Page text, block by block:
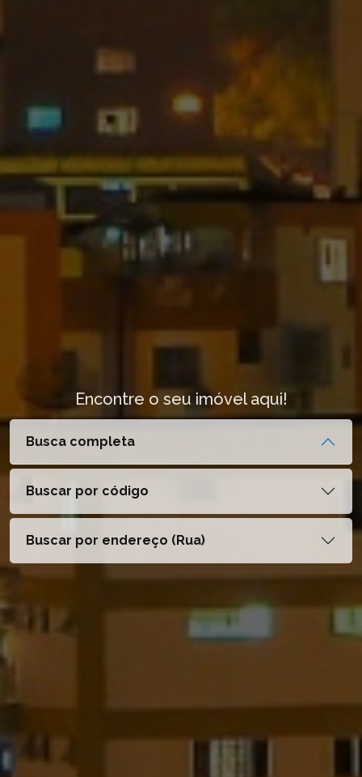
Encontre o seu imóvel aqui!
Busca completa
Buscar por código
Buscar por endereço (Rua)